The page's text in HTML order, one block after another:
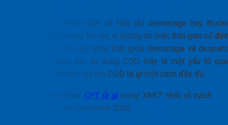
Với CQD, các khái niệm về tính phí demurrage hay
despatch đều không tồn tại, vì không có mốc thời gian cố
Điều này làm cho việc khác biệt giữa demurrage và
trở nên vô nghĩa khi áp dụng CQD. Đây là một yếu tố
trọng để trả lời cho câu hỏi CQD là gì một cách đầy đủ.
>>Xem thêm: CPT là gìtrong XNK? Hiểu rõ trách
nhiệm theo Incoterms 2020